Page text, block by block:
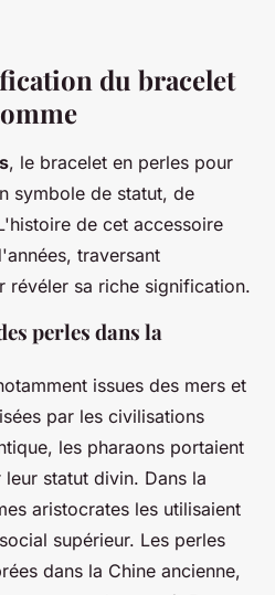
du bracelet
, le bracelet en perles pour
symbole de statut, de
de cet accessoire
traversant
révéler sa riche signification.
perles dans la
issues des mers et
par les civilisations
les pharaons portaient
statut divin. Dans la
aristocrates les utilisaient
supérieur. Les perles
dans la Chine ancienne,